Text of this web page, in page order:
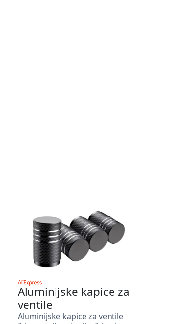
Aluminijske kapice za
ventile
Aluminijske kapice za ventile